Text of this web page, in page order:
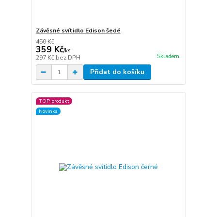
Závěsné svítidlo Edison šedé
450 Kč
359 Kč/ks
297 Kč bez DPH Skladem
Přidat do košíku
TOP produkt
Novinka